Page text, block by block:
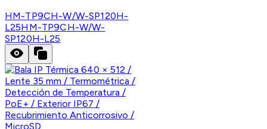
HM-TP9CH-W/W-SP120H-
L25HM-TP9CH-W/W-
SP120H-L25